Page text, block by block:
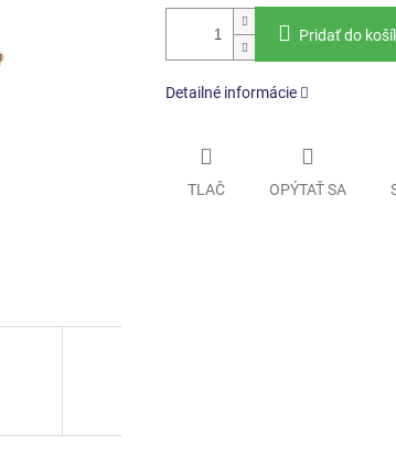
Pridať do
Detailné informácie
TLAČ OPÝTAŤ SA